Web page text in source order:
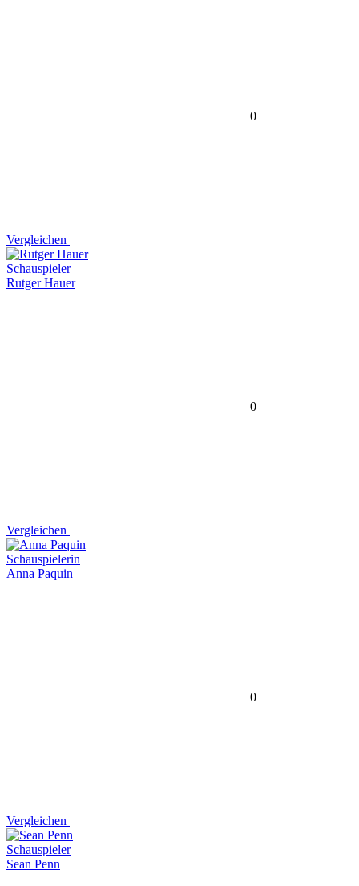
0
Vergleichen
Schauspieler
Rutger Hauer
0
Vergleichen
Schauspielerin
Anna Paquin
0
Vergleichen
Schauspieler
Sean Penn